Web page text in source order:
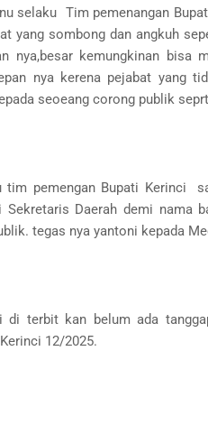
selaku Tim pemenangan
yang sombong dan angkuh
nya,besar kemungkinan bisa
nya kerena pejabat yang
seoeang corong publik
pemengan Bupati Kerinci
Sekretaris Daerah demi nama
tegas nya yantoni kepada
di terbit kan belum ada
12/2025.